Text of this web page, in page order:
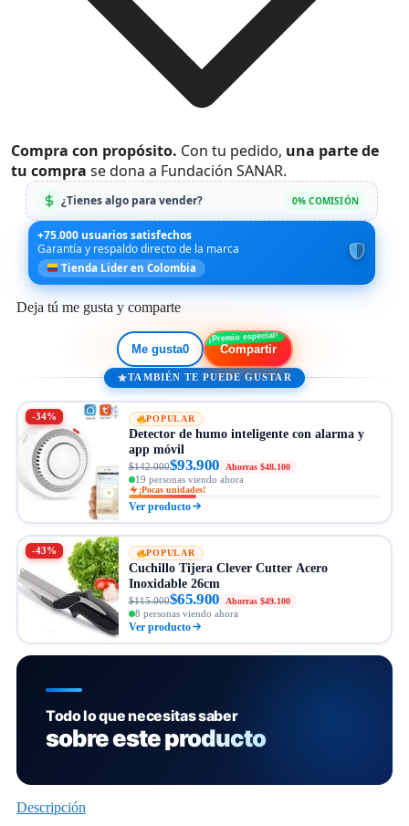
Compra con propósito. Con tu pedido, una parte de
tu compra se dona a Fundación SANAR.
¿Tienes algo para vender? 0% COMISIÓN
+75.000 usuarios satisfechos
Garantía y respaldo directo de la marca
Tienda Lider en Colombia
Deja tú me gusta y comparte
Me gusta0 Compartir
TAMBIÉN TE PUEDE GUSTAR
-34% POPULAR
Detector de humo inteligente con alarma y
app móvil
$142.000$93.900 Ahorras $48.100
19 personas viendo ahora
¡Pocas unidades!
Ver producto
-43% POPULAR
Cuchillo Tijera Clever Cutter Acero
Inoxidable 26cm
$115.000$65.900 Ahorras $49.100
8 personas viendo ahora
Ver producto
Todo lo que necesitas saber
sobre este producto
Descripción